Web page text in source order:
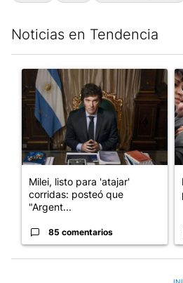
Noticias en Tendencia
Un artículo de tendencia con el
Milei, listo para 'atajar'
corridas: posteó que
"Argent...
85 comentarios